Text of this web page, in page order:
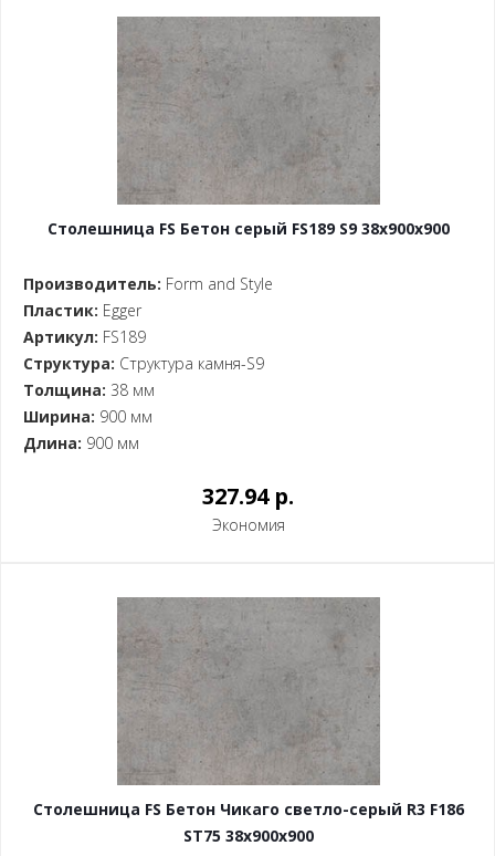
Столешница FS Бетон серый FS189 S9 38x900x900
Производитель: Form and Style
Пластик: Egger
Артикул: FS189
Структура: Структура камня-S9
Толщина: 38 мм
Ширина: 900 мм
Длина: 900 мм
327.94 p.
Экономия
Столешница FS Бетон Чикаго светло-серый R3 F186
ST75 38x900x900